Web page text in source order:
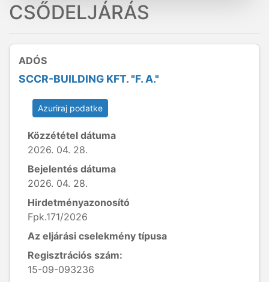
CSŐDELJÁRÁS
ADÓS
SCCR-BUILDING KFT. "F. A."
Azuriraj podatke
Közzététel dátuma
2026. 04. 28.
Bejelentés dátuma
2026. 04. 28.
Hirdetményazonosító
Fpk.171/2026
Az eljárási cselekmény típusa
Regisztrációs szám:
15-09-093236